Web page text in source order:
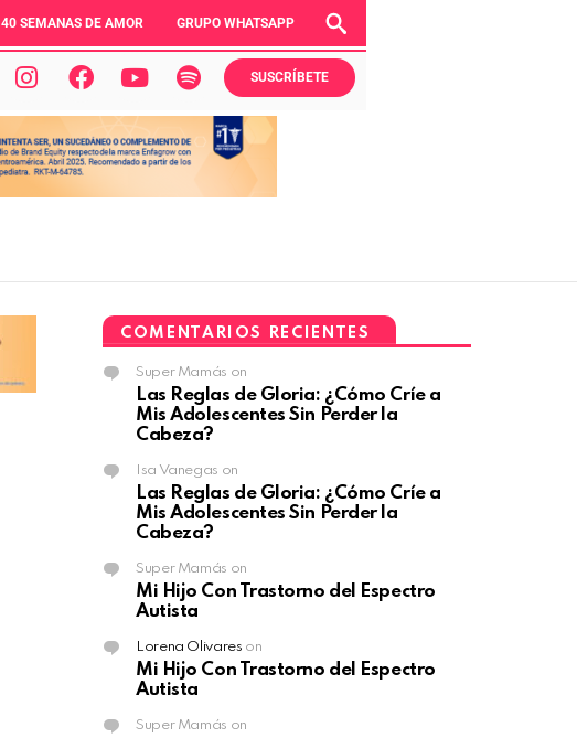
40 SEMANAS DE AMOR GRUPO WHATSAPP
SUSCRÍBETE
COMENTARIOS RECIENTES
Super Mamás on
Las Reglas de Gloria: ¿Cómo Críe a
Mis Adolescentes Sin Perder la
Cabeza?
Isa Vanegas on
Las Reglas de Gloria: ¿Cómo Críe a
Mis Adolescentes Sin Perder la
Cabeza?
Super Mamás on
Mi Hijo Con Trastorno del Espectro
Autista
Lorena Olivares on
Mi Hijo Con Trastorno del Espectro
Autista
Super Mamás on